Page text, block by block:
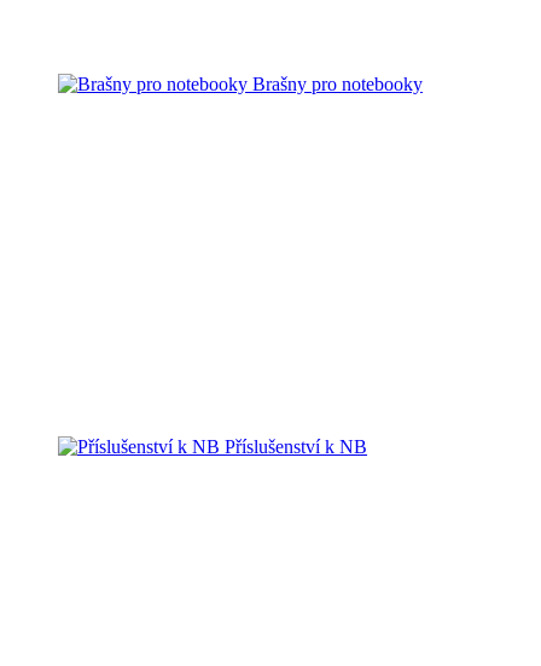
Brašny pro notebooky
Příslušenství k NB